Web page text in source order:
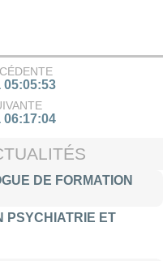
05:05:53
06:17:04
DE FORMATION
PSYCHIATRIE ET